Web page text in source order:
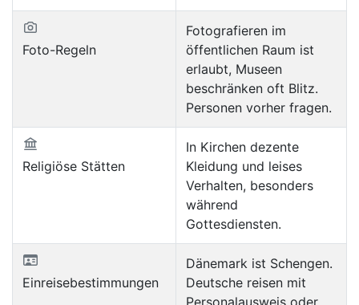
Foto-Regeln
Fotografieren im
öffentlichen Raum ist
erlaubt, Museen
beschränken oft Blitz.
Personen vorher fragen.
Religiöse Stätten
In Kirchen dezente
Kleidung und leises
Verhalten, besonders
während
Gottesdiensten.
Einreisebestimmungen
Dänemark ist Schengen.
Deutsche reisen mit
Personalausweis oder